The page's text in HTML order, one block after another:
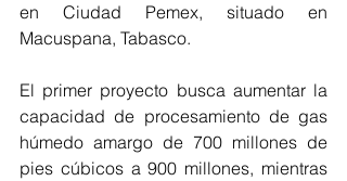
en Ciudad Pemex, situado en
Macuspana, Tabasco.
El primer proyecto busca aumentar la
capacidad de procesamiento de gas
húmedo amargo de 700 millones de
pies cúbicos a 900 millones, mientras